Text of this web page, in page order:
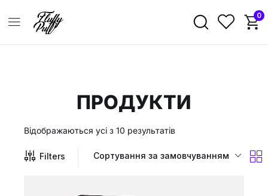
0
ПРОДУКТИ
Відображаються усі з 10 результатів
Filters Сортування за замовчуванням